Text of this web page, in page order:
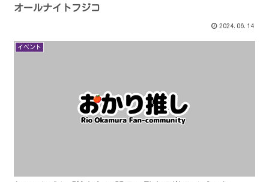
オールナイトフジコ
2024.06.14
イベント